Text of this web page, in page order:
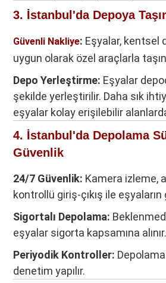
3. İstanbul'da Depoya
Güvenli Nakliye: Eşyalar, kentsel
uygun olarak özel araçlarla
Depo Yerleştirme: Eşyalar
şekilde yerleştirilir. Daha sık
eşyalar kolay erişilebilir
4. İstanbul'da Depolama
Güvenlik
24/7 Güvenlik: Kamera izleme,
kontrollü giriş-çıkış ile eşyaların
Sigortalı Depolama:
eşyalar sigorta kapsamına alınır.
Periyodik Kontroller:
denetim yapılır.